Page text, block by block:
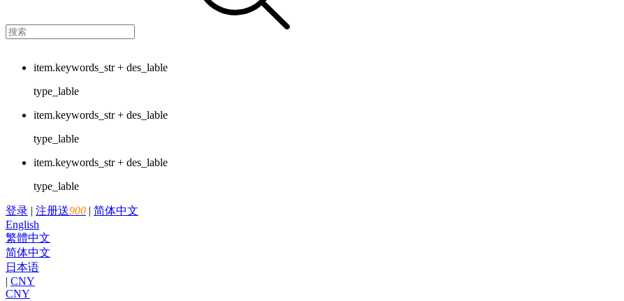
item.keywords_str + des_lable
type_lable
item.keywords_str + des_lable
type_lable
item.keywords_str + des_lable
type_lable
登录 | 注册送900 | 简体中文
English
繁體中文
简体中文
日本语
| CNY
CNY